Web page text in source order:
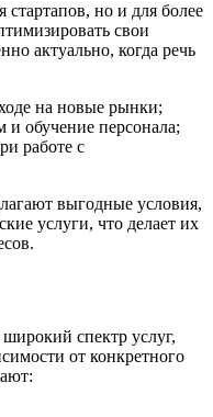
но и для более
свои
актуально, когда речь
на новые рынки;
обучение персонала;
работе с
выгодные условия,
услуги, что делает их
спектр услуг,
от конкретного